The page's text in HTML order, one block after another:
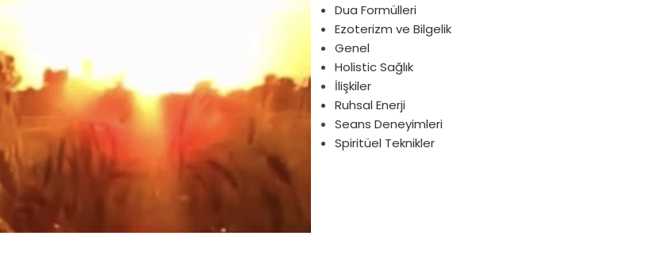
Dua Formülleri
Ezoterizm ve Bilgelik
Genel
Holistic Sağlık
İlişkiler
Ruhsal Enerji
Seans Deneyimleri
Spiritüel Teknikler